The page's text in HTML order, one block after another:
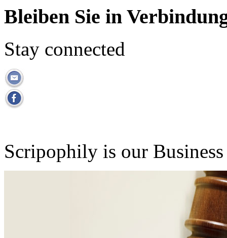
Bleiben Sie in
Stay connected
Scripophily is our